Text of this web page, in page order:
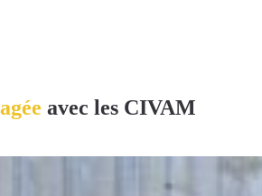
avec les CIVAM